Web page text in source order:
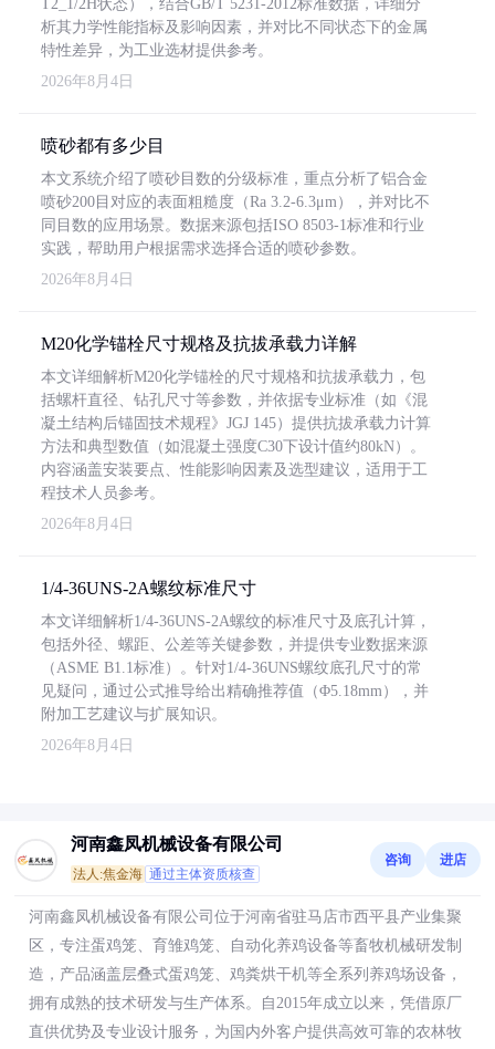
T2_1/2H状态），结合GB/T 5231-2012标准数据，详细分
析其力学性能指标及影响因素，并对比不同状态下的金属
特性差异，为工业选材提供参考。
2026年8月4日
喷砂都有多少目
本文系统介绍了喷砂目数的分级标准，重点分析了铝合金
喷砂200目对应的表面粗糙度（Ra 3.2-6.3μm），并对比不
同目数的应用场景。数据来源包括ISO 8503-1标准和行业
实践，帮助用户根据需求选择合适的喷砂参数。
2026年8月4日
M20化学锚栓尺寸规格及抗拔承载力详解
本文详细解析M20化学锚栓的尺寸规格和抗拔承载力，包
括螺杆直径、钻孔尺寸等参数，并依据专业标准（如《混
凝土结构后锚固技术规程》JGJ 145）提供抗拔承载力计算
方法和典型数值（如混凝土强度C30下设计值约80kN）。
内容涵盖安装要点、性能影响因素及选型建议，适用于工
程技术人员参考。
2026年8月4日
1/4-36UNS-2A螺纹标准尺寸
本文详细解析1/4-36UNS-2A螺纹的标准尺寸及底孔计算，
包括外径、螺距、公差等关键参数，并提供专业数据来源
（ASME B1.1标准）。针对1/4-36UNS螺纹底孔尺寸的常
见疑问，通过公式推导给出精确推荐值（Φ5.18mm），并
附加工艺建议与扩展知识。
2026年8月4日
河南鑫凤机械设备有限公司
法人:焦金海 通过主体资质核查
咨询 进店
河南鑫凤机械设备有限公司位于河南省驻马店市西平县产业集聚
区，专注蛋鸡笼、育雏鸡笼、自动化养鸡设备等畜牧机械研发制
造，产品涵盖层叠式蛋鸡笼、鸡粪烘干机等全系列养鸡场设备，
拥有成熟的技术研发与生产体系。自2015年成立以来，凭借原厂
直供优势及专业设计服务，为国内外客户提供高效可靠的农林牧